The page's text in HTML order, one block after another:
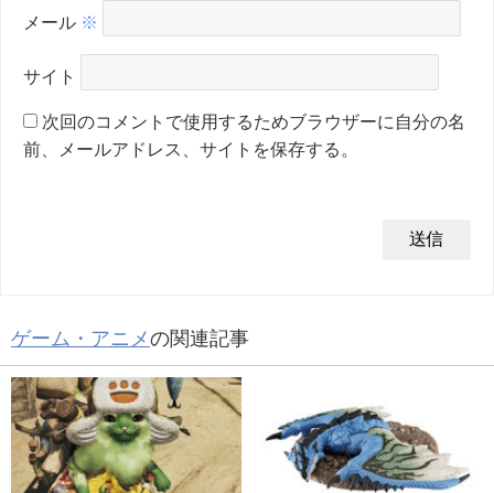
メール ※
サイト
次回のコメントで使用するためブラウザーに自分の名
前、メールアドレス、サイトを保存する。
ゲーム・アニメの関連記事